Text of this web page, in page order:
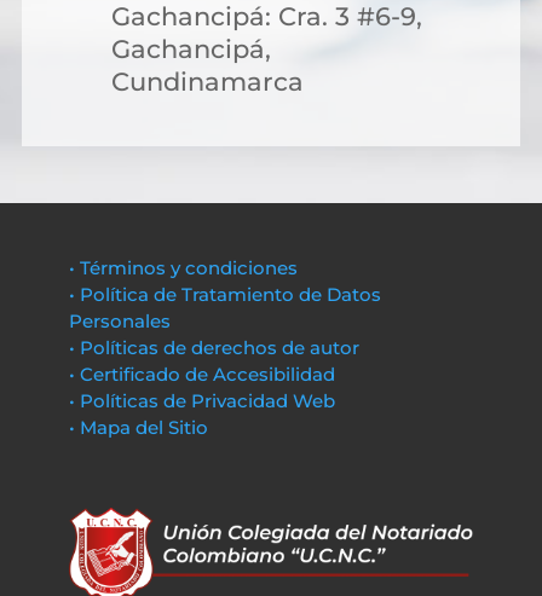
Gachancipá: Cra. 3 #6-9,
Gachancipá,
Cundinamarca
• Términos y condiciones
• Política de Tratamiento de Datos
Personales
• Políticas de derechos de autor
• Certificado de Accesibilidad
• Políticas de Privacidad Web
• Mapa del Sitio